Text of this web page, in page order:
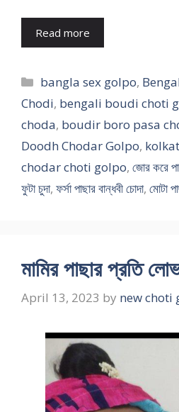
Read more
Categories
bangla sex golpo,
Chodi, bengali boudi choti
choda, boudir boro pasa
Doodh Chodar Golpo,
chodar choti golpo, জোর করে
ফুটা চুদা, ফর্সা পাছার বান্ধবী চোদা, মোটা
মামির পাছার প্রতি
April 13, 2023 by new choti